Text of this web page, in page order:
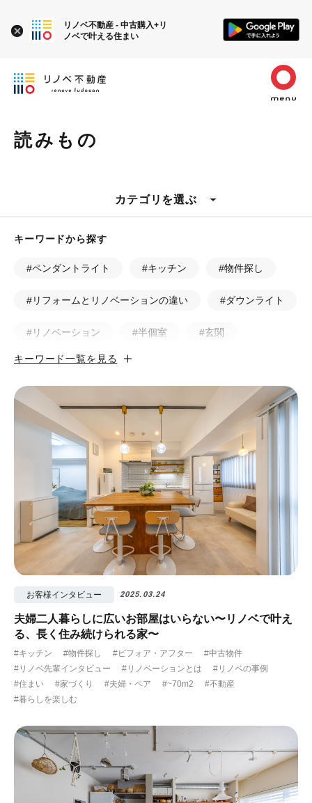
読みもの
カテゴリを選ぶ
キーワードから探す
#ペンダントライト #キッチン #物件探し
#リフォームとリノベーションの違い #ダウンライト
#リノベーション #半個室 #玄関
#小上がり #ホテルライク
#北欧
#土間 #ビフォア・アフター #戸建
#中古物件 #ペット #フルリノベーション
#無垢フローリング #視覚効果 #予算
#照明 #タイル #書斎 #洗面所
#リノベ先輩インタビュー #広みせ！
キーワード一覧を見る
お客様インタビュー 2025.03.24
夫婦二人暮らしに広いお部屋はいらない〜リノベで叶え
る、長く住み続けられる家〜
#キッチン #物件探し #ビフォア・アフター
#中古物件
#リノベ先輩インタビュー
#リノベーションとは
#リノベの事例
#住まい
#家づくり #夫婦・ペア #~70m2
#不動産
#暮らしを楽しむ
リノベ不動産 - 中古購入+リ
ノベで叶える住まい